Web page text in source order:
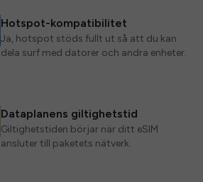
Hotspot-kompatibilitet
Ja, hotspot stöds fullt ut så att du kan
dela surf med datorer och andra enheter.
Dataplanens giltighetstid
Giltighetstiden börjar när ditt eSIM
ansluter till paketets nätverk.